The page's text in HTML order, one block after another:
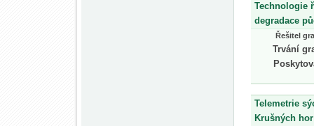
Technologie
degradace
Řešitel
Trvání
Telemetrie
Krušných hor